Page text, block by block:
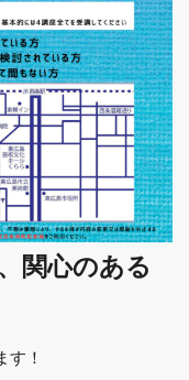
関心のある
す！